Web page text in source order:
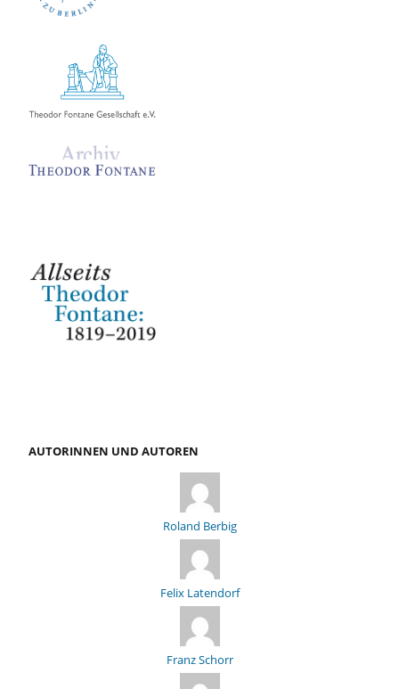
AUTORINNEN UND AUTOREN
Roland Berbig
Felix Latendorf
Franz Schorr